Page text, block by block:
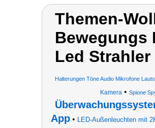
Themen-
Bewegungs
Led Strahler
Halterungen Töne Audio Mikrofone
Kamera • Spione
App • LED-Außenleuchten mit